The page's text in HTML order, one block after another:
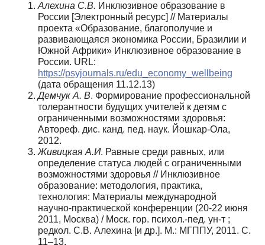
Алехина С.В. Инклюзивное образование в
России [Электронный ресурс] // Материалы
проекта «Образование, благополучие и
развивающаяся экономика России, Бразилии и
Южной Африки» Инклюзивное образование в
России. URL:
https://psyjournals.ru/edu_economy_wellbeing
(дата обращения 11.12.13)
Демчук А. В. Формирование профессиональной
толерантности будущих учителей к детям с
ограниченными возможностями здоровья:
Автореф. дис. канд. пед. наук. Йошкар-Ола,
2012.
Живицкая А.И. Равные среди равных, или
определение статуса людей с ограниченными
возможностями здоровья // Инклюзивное
образование: методология, практика,
технология: Материалы международной
научно-практической конференции (20-22 июня
2011, Москва) / Моск. гор. психол.-пед. ун-т ;
редкол. С.В. Алехина [и др.]. М.: МГППУ, 2011. С.
11–13.